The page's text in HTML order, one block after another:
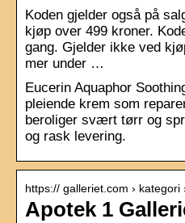
Koden gjelder også på
kjøp over 499 kroner.
gang. Gjelder ikke ved
mer under …
Eucerin Aquaphor
pleiende krem som
beroliger svært tørr og
og rask levering.
https:// galleriet.com › kategori
Apotek 1